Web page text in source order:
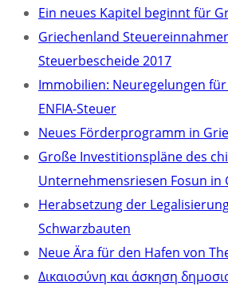
Ein neues Kapitel beginnt für
Griechenland
Steuerbescheide 2017
Immobilien: Neuregelungen
ENFIA-Steuer
Neues Förderprogramm in
Große Investitionspläne des
Unternehmensriesen Fosun in
Herabsetzung der
Schwarzbauten
Neue Ära für den Hafen von
Δικαιοσύνη και άσκηση